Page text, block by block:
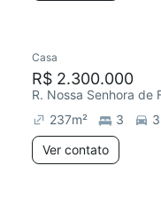
Casa
R$ 2.300.000
R. Nossa Senhora de
237m² 3
3
Ver contato